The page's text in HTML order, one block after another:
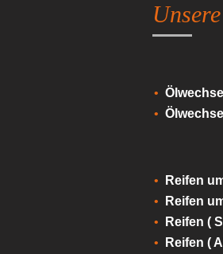
Reifen
Reifen
Reifen (
Reifen (